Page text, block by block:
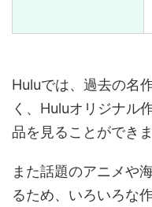
Huluでは、過去の名
く、Huluオリジナル
品を見ることができま
また話題のアニメや
るため、いろいろな